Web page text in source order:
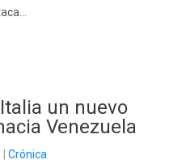
un nuevo
Venezuela
Crónica